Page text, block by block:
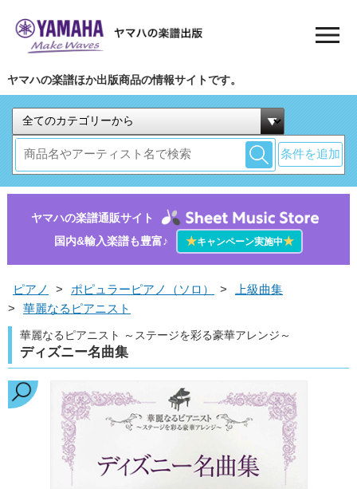
ヤマハの楽譜ほか出版商品の情報サイトです。
条件を追加
ヤマハの楽譜通販サイト
国内&輸入楽譜も豊富♪
★キャンペーン実施中★
ピアノ > ポピュラーピアノ（ソロ） >
上級曲集
>
華麗なるピアニスト
華麗なるピアニスト ～ステージを彩る豪華アレンジ～
ディズニー名曲集